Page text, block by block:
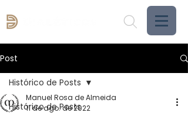
Post
Histórico de Posts
Histórico de Posts
Manuel Rosa de Almeida
11 de ago. de 2022